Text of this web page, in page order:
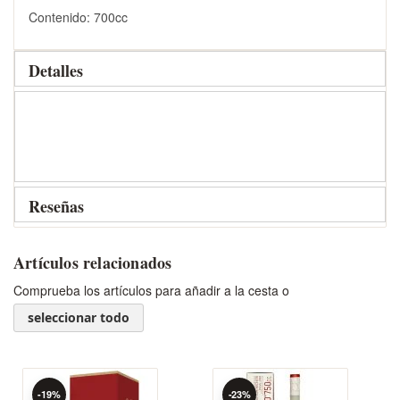
Contenido: 700cc
Detalles
Reseñas
Artículos relacionados
Comprueba los artículos para añadir a la cesta o
seleccionar todo
-19% -23%